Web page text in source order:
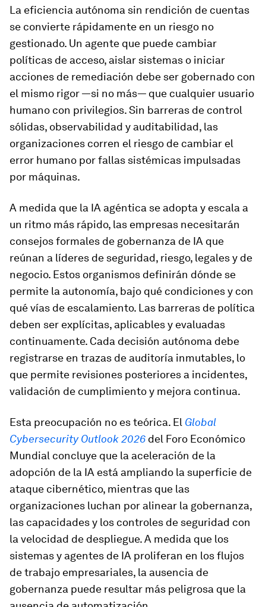
La eficiencia autónoma sin rendición de cuentas
se convierte rápidamente en un riesgo no
gestionado. Un agente que puede cambiar
políticas de acceso, aislar sistemas o iniciar
acciones de remediación debe ser gobernado con
el mismo rigor —si no más— que cualquier usuario
humano con privilegios. Sin barreras de control
sólidas, observabilidad y auditabilidad, las
organizaciones corren el riesgo de cambiar el
error humano por fallas sistémicas impulsadas
por máquinas.
A medida que la IA agéntica se adopta y escala a
un ritmo más rápido, las empresas necesitarán
consejos formales de gobernanza de IA que
reúnan a líderes de seguridad, riesgo, legales y de
negocio. Estos organismos definirán dónde se
permite la autonomía, bajo qué condiciones y con
qué vías de escalamiento. Las barreras de política
deben ser explícitas, aplicables y evaluadas
continuamente. Cada decisión autónoma debe
registrarse en trazas de auditoría inmutables, lo
que permite revisiones posteriores a incidentes,
validación de cumplimiento y mejora continua.
Esta preocupación no es teórica. El Global
Cybersecurity Outlook 2026 del Foro Económico
Mundial concluye que la aceleración de la
adopción de la IA está ampliando la superficie de
ataque cibernético, mientras que las
organizaciones luchan por alinear la gobernanza,
las capacidades y los controles de seguridad con
la velocidad de despliegue. A medida que los
sistemas y agentes de IA proliferan en los flujos
de trabajo empresariales, la ausencia de
gobernanza puede resultar más peligrosa que la